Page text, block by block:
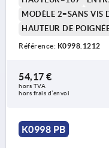
MODÈLE 2=SANS VIS
HAUTEUR DE
Référence: K0998.1212
54,17 €
hors TVA
hors frais d’envoi
K0998 PB